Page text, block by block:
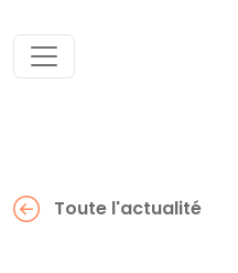
Toute l'actualité